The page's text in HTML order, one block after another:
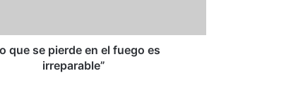
que se pierde en el fuego es
irreparable”